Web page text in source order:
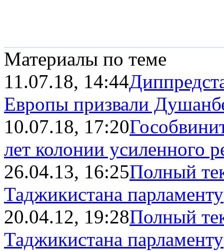
Материалы по теме
11.07.18, 14:44
Европы призвали
10.07.18, 17:20
лет колонии усиленного
26.04.13, 16:25Полный
Таджикистана парламенту
20.04.12, 19:28Полный
Таджикистана парламенту